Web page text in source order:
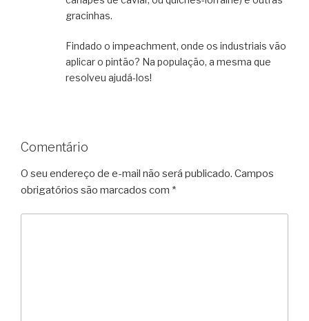
gracinhas.
Findado o impeachment, onde os industriais vão
aplicar o pintão? Na população, a mesma que
resolveu ajudá-los!
Comentário
O seu endereço de e-mail não será publicado. Campos
obrigatórios são marcados com *